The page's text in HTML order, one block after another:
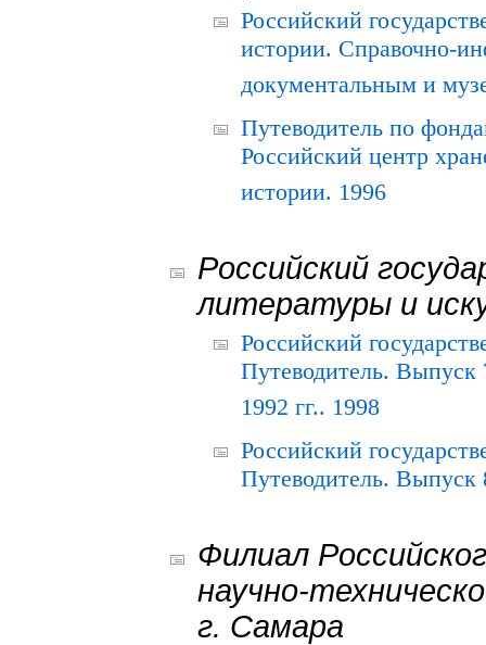
Российский
истории. Справочно-
документальным и
Путеводитель по
Российский центр
истории. 1996
Российский
литературы и
Российский
Путеводитель.
1992 гг.. 1998
Российский
Путеводитель. Выпуск
Филиал
научно-
г. Самара